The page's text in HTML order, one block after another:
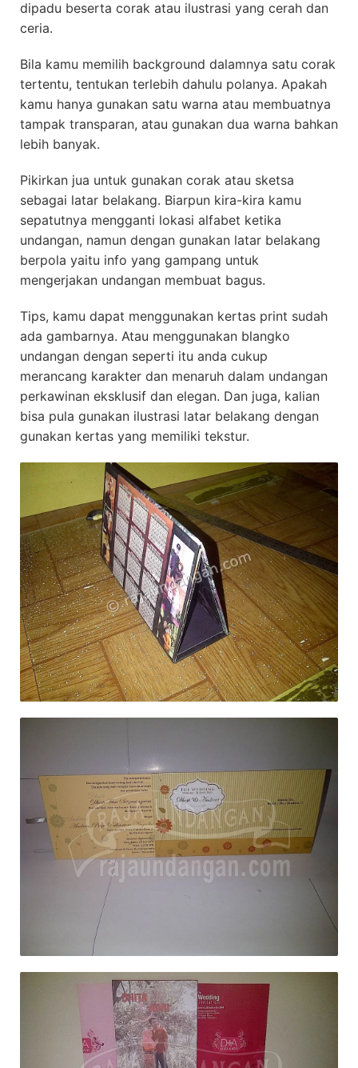
dipadu beserta corak atau ilustrasi yang cerah dan
ceria.
Bila kamu memilih background dalamnya satu corak
tertentu, tentukan terlebih dahulu polanya. Apakah
kamu hanya gunakan satu warna atau membuatnya
tampak transparan, atau gunakan dua warna bahkan
lebih banyak.
Pikirkan jua untuk gunakan corak atau sketsa
sebagai latar belakang. Biarpun kira-kira kamu
sepatutnya mengganti lokasi alfabet ketika
undangan, namun dengan gunakan latar belakang
berpola yaitu info yang gampang untuk
mengerjakan undangan membuat bagus.
Tips, kamu dapat menggunakan kertas print sudah
ada gambarnya. Atau menggunakan blangko
undangan dengan seperti itu anda cukup
merancang karakter dan menaruh dalam undangan
perkawinan eksklusif dan elegan. Dan juga, kalian
bisa pula gunakan ilustrasi latar belakang dengan
gunakan kertas yang memiliki tekstur.